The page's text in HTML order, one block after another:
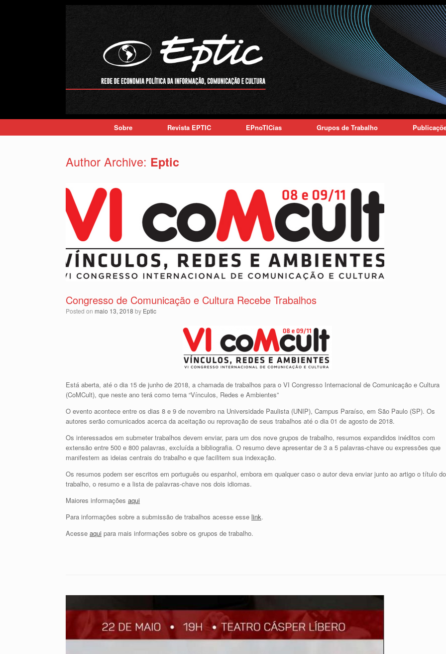
Sobre Revista EPTIC EPnoTICias Grupos de Trabalho
Author Archive: Eptic
Congresso de Comunicação e Cultura Recebe Trabalhos
Posted on maio 13, 2018 by Eptic
Está aberta, até o dia 15 de junho de 2018, a chamada de trabalhos para o VI Congresso Internacional de Comunicação e Cultura
(CoMCult), que neste ano terá como tema “Vínculos, Redes e Ambientes”
O evento acontece entre os dias 8 e 9 de novembro na Universidade Paulista (UNIP), Campus Paraíso, em São Paulo (SP). Os
autores serão comunicados acerca da aceitação ou reprovação de seus trabalhos até o dia 01 de agosto de 2018.
Os interessados em submeter trabalhos devem enviar, para um dos nove grupos de trabalho, resumos expandidos inéditos com
extensão entre 500 e 800 palavras, excluída a bibliografia. O resumo deve apresentar de 3 a 5 palavras-chave ou expressões que
manifestem as ideias centrais do trabalho e que facilitem sua indexação.
Os resumos podem ser escritos em português ou espanhol, embora em qualquer caso o autor deva enviar junto ao artigo o título do
trabalho, o resumo e a lista de palavras-chave nos dois idiomas.
Maiores informações aqui
Para informações sobre a submissão de trabalhos acesse esse link.
Acesse aqui para mais informações sobre os grupos de trabalho.